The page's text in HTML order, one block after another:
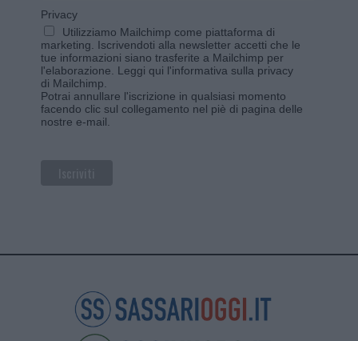
Privacy
Utilizziamo Mailchimp come piattaforma di
marketing. Iscrivendoti alla newsletter accetti che le
tue informazioni siano trasferite a Mailchimp per
l'elaborazione. Leggi qui l'informativa sulla privacy
di Mailchimp
Potrai annullare l'iscrizione in qualsiasi momento
facendo clic sul collegamento nel piè di pagina delle
nostre e-mail.